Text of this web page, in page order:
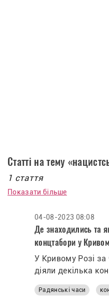
Статті на тему
1 стаття
Показати більше
04-08-2023 08:08
Де знаходились та
концтабори у
У Кривому Розі за
діяли декілька
Радянські часи